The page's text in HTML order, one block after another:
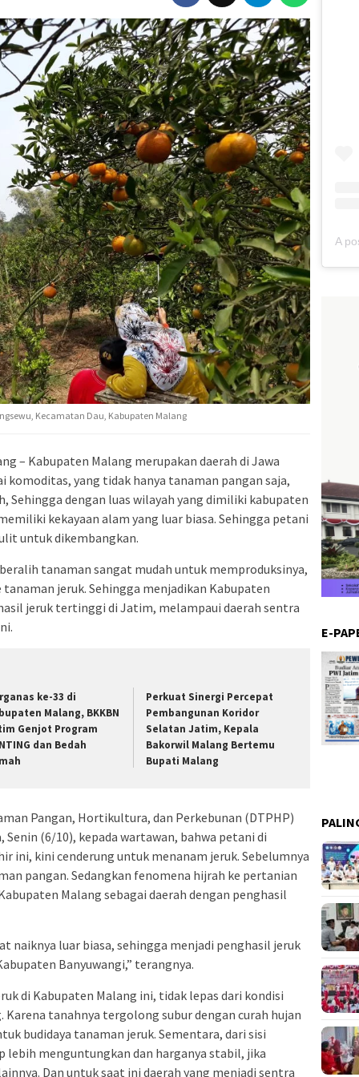
Kecamatan Dau, Kabupaten Malang
– Kabupaten Malang merupakan daerah di Jawa
yang tidak hanya tanaman pangan saja,
Sehingga dengan luas wilayah yang dimiliki kabupaten
kekayaan alam yang luar biasa. Sehingga petani
untuk dikembangkan.
tanaman sangat mudah untuk memproduksinya,
jeruk. Sehingga menjadikan Kabupaten
jeruk tertinggi di Jatim, melampaui daerah sentra
ke-33 di
Malang, BKKBN
Genjot Program
dan Bedah
Perkuat Sinergi Percepat
Pembangunan Koridor
Selatan Jatim, Kepala
Bakorwil Malang Bertemu
Bupati Malang
Pangan, Hortikultura, dan Perkebunan (DTPHP)
Senin (6/10), kepada wartawan, bahwa petani di
ini, kini cenderung untuk menanam jeruk. Sebelumnya
pangan. Sedangkan fenomena hijrah ke pertanian
Malang sebagai daerah dengan penghasil
naiknya luar biasa, sehingga menjadi penghasil jeruk
Banyuwangi,” terangnya.
di Kabupaten Malang ini, tidak lepas dari kondisi
Karena tanahnya tergolong subur dengan curah hujan
budidaya tanaman jeruk. Sementara, dari sisi
lebih menguntungkan dan harganya stabil, jika
Dan untuk saat ini daerah yang menjadi sentra
E-